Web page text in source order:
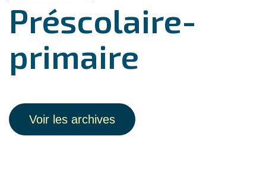
Préscolaire-
primaire
Voir les archives